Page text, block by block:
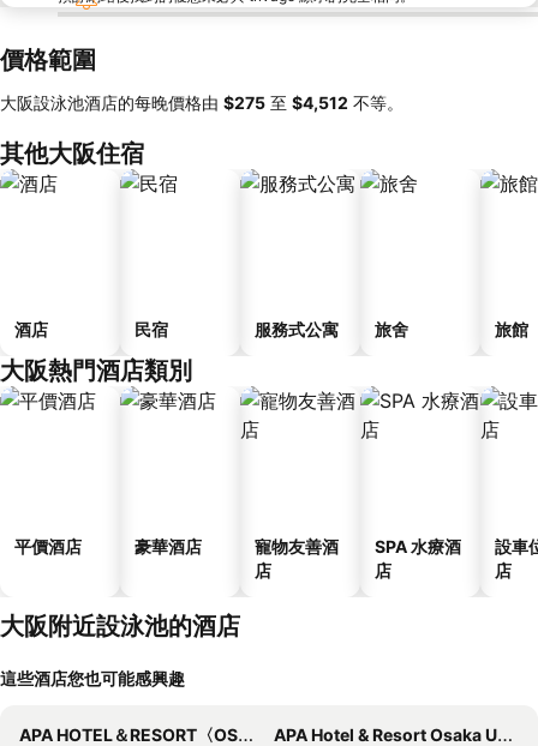
價格範圍
大阪設泳池酒店的每晚價格由 ‎$275 至 ‎$4,512 不等。
其他大阪住宿
酒店 民宿 服務式公寓 旅舍 旅館
大阪熱門酒店類別
平價酒店 豪華酒店
寵物友善酒
店
SPA 水療酒
店
設車
店
大阪附近設泳池的酒店
這些酒店您也可能感興趣
APA HOTEL＆RESORT〈OSAKA NAMBA EKIMAE TOWER〉
APA Hotel & Resort Osaka Umeda Eki Tower